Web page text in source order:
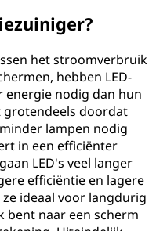
het stroomverbruik
hebben LED-
energie nodig dan hun
grotendeels doordat
lampen nodig
in een efficiënter
LED's veel langer
efficiëntie en lagere
ideaal voor langdurig
bent naar een scherm